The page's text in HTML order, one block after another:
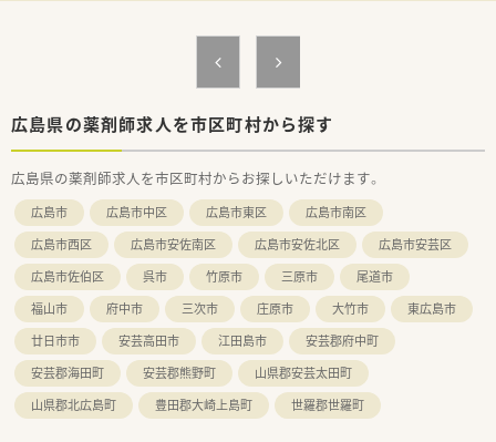
例：新入社員研修、社内研修、社外研修（接遇研修、管理者セミナ
ー、診療報酬セミナー、研修認定薬剤師制度単位取得への支援体
＜法人特徴＞
る企業です。
■生活に必要な施設と道路などの交通網がインフラとしてコン
パクトに結びついていく街づくりを目指して薬局出店を行って
います。
■大型医療モールは介護・福祉との連携の拠点として街づくりに
ますます重要な役割を担っていくと考え、運営しています。
■店舗拡大に関してはM&Aではなく、クリニック開業支援をベ
ースに年間1～3店舗の新規出店を行っています。
■「人」に寄り添える薬剤師として、「かかりつけ薬剤師」の充実
に積極的に取り組んでいます。
患者様が複数の医療機関をご利用の場合、ひとりの薬剤師が、服
用記録・アレルギー等を一元管理する事で
お薬の重複投与や相互作用による副作用を防止し、患者様が安心
広島県の薬剤師求人を市区町村から探す
広島県の薬剤師求人を市区町村からお探しいただけます。
広島市 広島市中区 広島市東区
広島市南区
広島市西区
広島市安佐南区 広島市安佐北区
広島市安芸区
広島市佐伯区
呉市 竹原市 三原市
尾道市
福山市
府中市 三次市 庄原市 大竹市
東広島市
廿日市市
安芸高田市 江田島市
安芸郡府中町
安芸郡海田町
安芸郡熊野町
山県郡安芸太田町
山県郡北広島町
豊田郡大崎上島町 世羅郡世羅町